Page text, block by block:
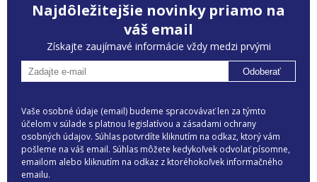
Najdôležitejšie novinky priamo na
váš email
Získajte zaujímavé informácie vždy medzi prvými
Odoberať
Vaše osobné údaje (email) budeme spracovávať len za týmto
účelom v súlade s platnou legislatívou a zásadami ochrany
osobných údajov. Súhlas potvrdíte kliknutím na odkaz, ktorý vám
pošleme na váš email. Súhlas môžete kedykoľvek odvolať písomne,
emailom alebo kliknutím na odkaz z ktoréhokoľvek informačného
emailu.